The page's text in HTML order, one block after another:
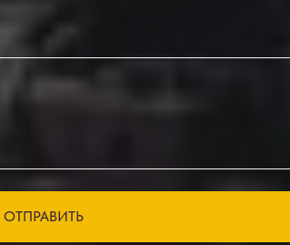
ОТПРАВИТЬ